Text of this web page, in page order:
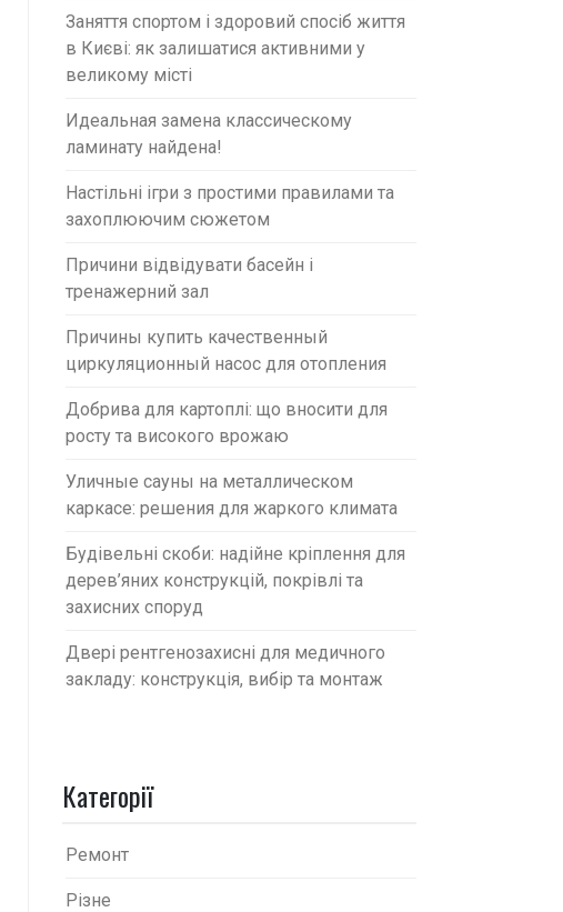
Заняття спортом і здоровий спосіб життя
в Києві: як залишатися активними у
великому місті
Идеальная замена классическому
ламинату найдена!
Настільні ігри з простими правилами та
захоплюючим сюжетом
Причини відвідувати басейн і
тренажерний зал
Причины купить качественный
циркуляционный насос для отопления
Добрива для картоплі: що вносити для
росту та високого врожаю
Уличные сауны на металлическом
каркасе: решения для жаркого климата
Будівельні скоби: надійне кріплення для
дерев’яних конструкцій, покрівлі та
захисних споруд
Двері рентгенозахисні для медичного
закладу: конструкція, вибір та монтаж
Категорії
Ремонт
Різне